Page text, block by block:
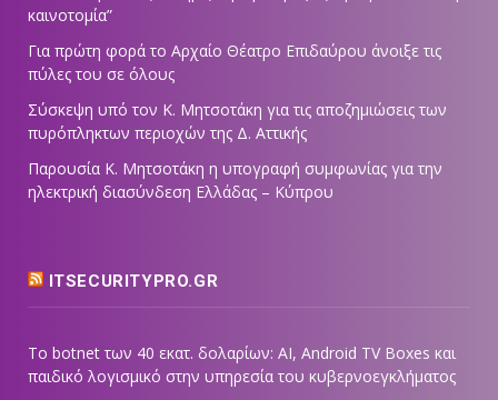
καινοτομία”
Για πρώτη φορά το Αρχαίο Θέατρο Επιδαύρου άνοιξε τις
πύλες του σε όλους
Σύσκεψη υπό τον Κ. Μητσοτάκη για τις αποζημιώσεις των
πυρόπληκτων περιοχών της Δ. Αττικής
Παρουσία Κ. Μητσοτάκη η υπογραφή συμφωνίας για την
ηλεκτρική διασύνδεση Ελλάδας – Κύπρου
ITSECURITYPRO.GR
Το botnet των 40 εκατ. δολαρίων: AI, Android TV Boxes και
παιδικό λογισμικό στην υπηρεσία του κυβερνοεγκλήματος